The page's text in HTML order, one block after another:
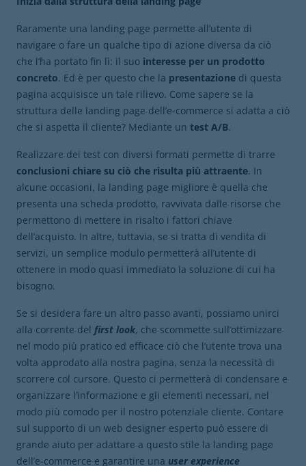
Raramente una landing page permette all’utente di
navigare o fare un qualche tipo di azione diversa da ciò
che l’ha portato fin lì: il suo interesse per un prodotto
concreto. Ed è per questo che la presentazione di questa
pagina acquisisce un tale rilievo. Come sapere se la
struttura delle landing page dell’e-commerce si adatta a ciò
che si aspetta il cliente? Mediante un test A/B.
Realizzare dei test con diversi formati permette di trarre
conclusioni chiare su ciò che risulta più attraente. In
alcune occasioni, la landing page migliore è quella che
presenta una scheda prodotto, ravvivata dalle risorse che
permettono di mettere in risalto i fattori chiave
dell’acquisto. In altre, tuttavia, se si tratta di vendita di
servizi, un semplice modulo permetterà all’utente di
ottenere in modo quasi immediato la soluzione di cui ha
bisogno.
Se si desidera fare un altro passo avanti, possiamo unirci
alla corrente del first look, che scommette sull’ottimizzare
nel modo più pratico ed efficace ciò che l’utente trova una
volta approdato alla nostra pagina, senza la necessità di
scorrere col cursore. Questo ci permetterà di condensare e
organizzare l’informazione e gli elementi necessari, nel
modo più comodo per il nostro potenziale cliente. Contare
sul supporto di un web designer esperto può essere di
grande aiuto per adattare a questo stile la landing page
dell’e-commerce e garantire una user experience